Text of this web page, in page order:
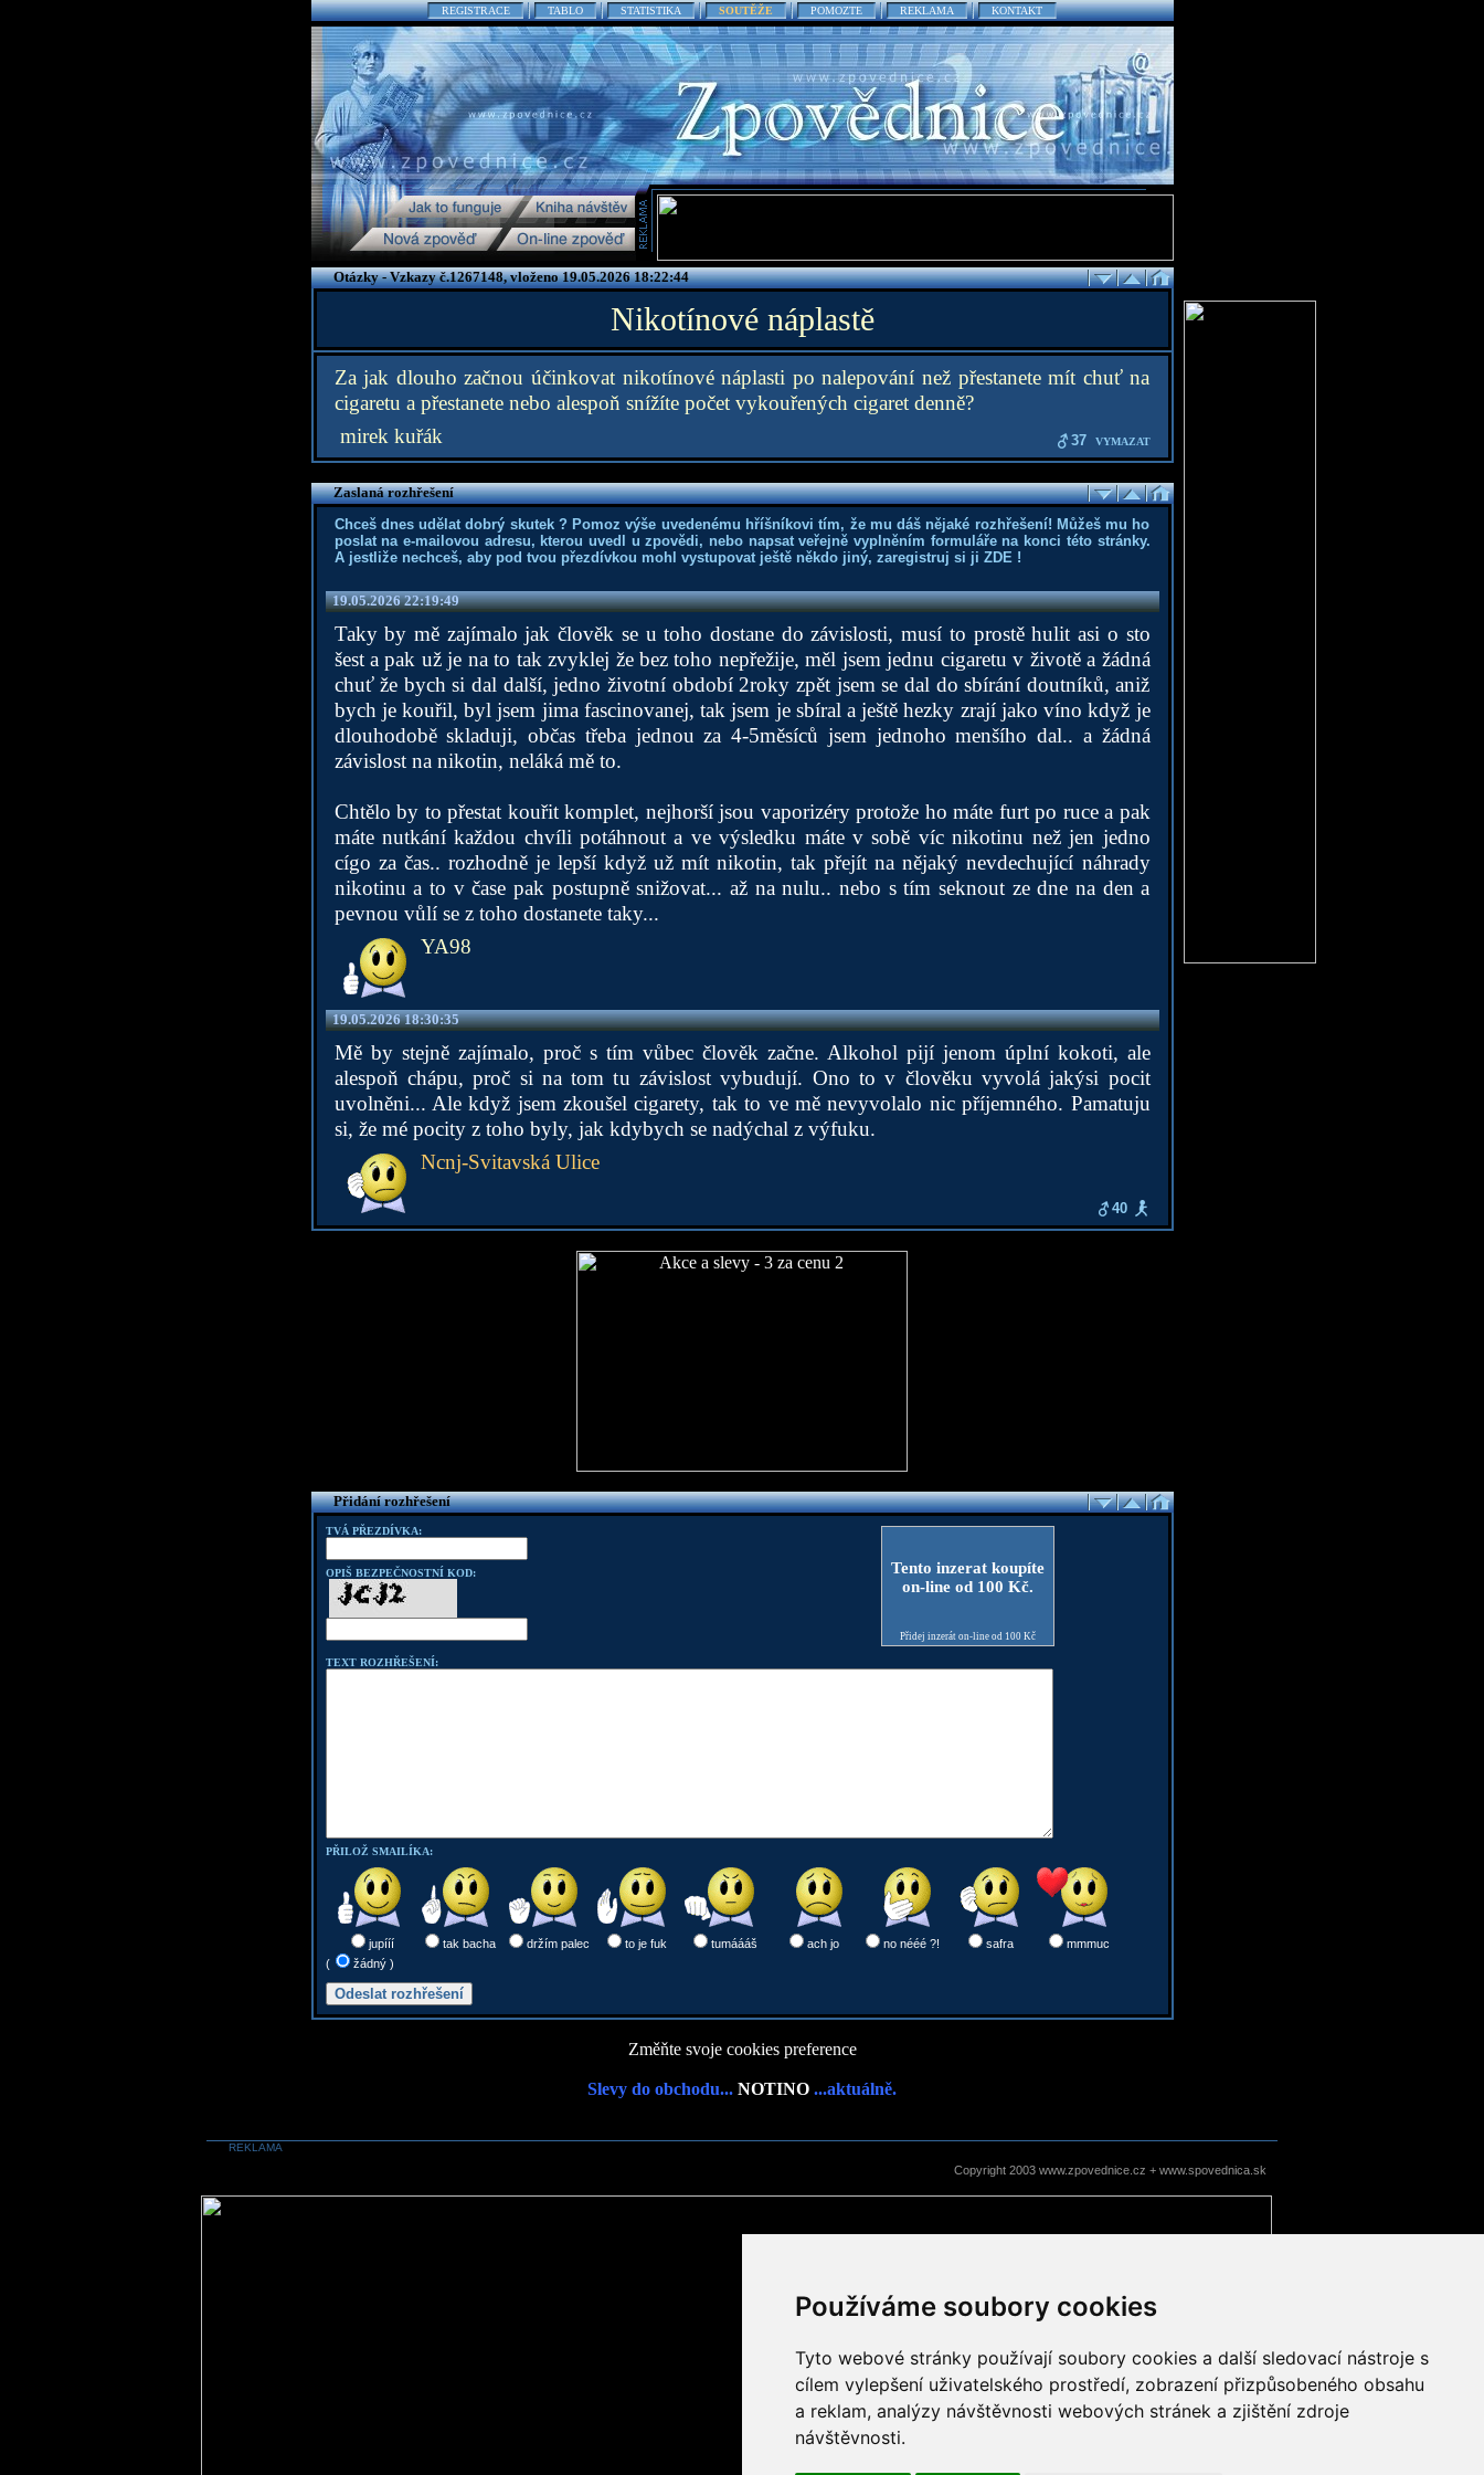
Používáme soubory cookies
Tyto webové stránky používají soubory cookies a další sledovací nástroje s
cílem vylepšení uživatelského prostředí, zobrazení přizpůsobeného obsahu
a reklam, analýzy návštěvnosti webových stránek a zjištění zdroje
návštěvnosti.
REGISTRACE TABLO STATISTIKA SOUTĚŽE POMOZTE REKLAMA KONTAKT
Otázky - Vzkazy č.1267148, vloženo 19.05.2026 18:22:44
Nikotínové náplastě
Za jak dlouho začnou účinkovat nikotínové náplasti po nalepování než přestanete mít chuť na
cigaretu a přestanete nebo alespoň snížíte počet vykouřených cigaret denně?
mirek kuřák
37 VYMAZAT
Zaslaná rozhřešení
Chceš dnes udělat dobrý skutek ? Pomoz výše uvedenému hříšníkovi tím, že mu dáš nějaké rozhřešení! Můžeš mu ho
poslat na e-mailovou adresu, kterou uvedl u zpovědi, nebo napsat veřejně vyplněním formuláře na konci této stránky.
A jestliže nechceš, aby pod tvou přezdívkou mohl vystupovat ještě někdo jiný, zaregistruj si ji ZDE!
19.05.2026 22:19:49
Taky by mě zajímalo jak člověk se u toho dostane do závislosti, musí to prostě hulit asi o sto
šest a pak už je na to tak zvyklej že bez toho nepřežije, měl jsem jednu cigaretu v životě a žádná
chuť že bych si dal další, jedno životní období 2roky zpět jsem se dal do sbírání doutníků, aniž
bych je kouřil, byl jsem jima fascinovanej, tak jsem je sbíral a ještě hezky zrají jako víno když je
dlouhodobě skladuji, občas třeba jednou za 4-5měsíců jsem jednoho menšího dal.. a žádná
závislost na nikotin, neláká mě to.
Chtělo by to přestat kouřit komplet, nejhorší jsou vaporizéry protože ho máte furt po ruce a pak
máte nutkání každou chvíli potáhnout a ve výsledku máte v sobě víc nikotinu než jen jedno
cígo za čas.. rozhodně je lepší když už mít nikotin, tak přejít na nějaký nevdechující náhrady
nikotinu a to v čase pak postupně snižovat... až na nulu.. nebo s tím seknout ze dne na den a
pevnou vůlí se z toho dostanete taky...
YA98
19.05.2026 18:30:35
Mě by stejně zajímalo, proč s tím vůbec člověk začne. Alkohol pijí jenom úplní kokoti, ale
alespoň chápu, proč si na tom tu závislost vybudují. Ono to v člověku vyvolá jakýsi pocit
uvolněni... Ale když jsem zkoušel cigarety, tak to ve mě nevyvolalo nic příjemného. Pamatuju
si, že mé pocity z toho byly, jak kdybych se nadýchal z výfuku.
Ncnj-Svitavská Ulice
40
Přidání rozhřešení
TVÁ PŘEZDÍVKA:
OPIŠ BEZPEČNOSTNÍ KOD:
Tento inzerat koupíte
on-line od 100 Kč.
Přidej inzerát on-line od 100 Kč
TEXT ROZHŘEŠENÍ:
PŘILOŽ SMAILÍKA:
jupííí tak bacha držím palec to je fuk tumáááš ach jo no nééé ?! safra
mmmuc
(
žádný )
Změňte svoje cookies preference
Slevy do obchodu... NOTINO ...aktuálně.
REKLAMA
Copyright 2003 www.zpovednice.cz + www.spovednica.sk